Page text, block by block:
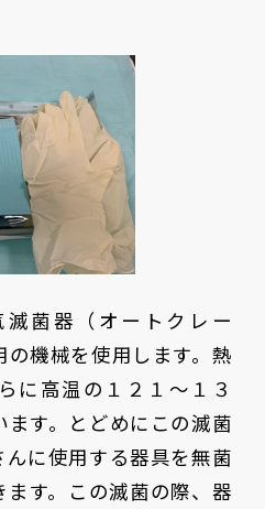
菌器（オートクレー
機械を使用します。熱
に高温の１２１〜１３
す。とどめにこの滅菌
に使用する器具を無菌
す。この滅菌の際、器